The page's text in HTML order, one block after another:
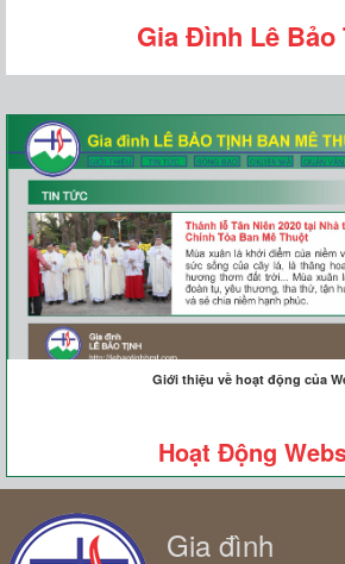
Gia Đình Lê Bảo
Giới thiệu về hoạt động của
Hoạt Động
Gia đình